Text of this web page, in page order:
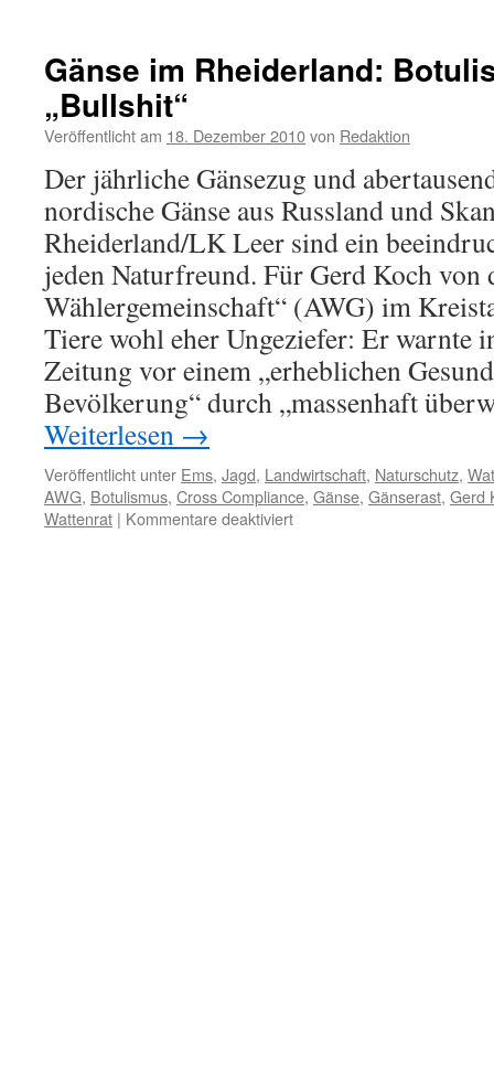
totschießen
wollen
–
Grüne
zeigen
Verständnis
Gänse im Rheiderland:
„Bullshit“
Veröffentlicht am 18. Dezember 2010von Redaktion
Der jährliche Gänsezug und
nordische Gänse aus Russland und
Rheiderland/LK Leer sind ein
jeden Naturfreund. Für Gerd Koch von
Wählergemeinschaft“ (AWG) im
Tiere wohl eher Ungeziefer: Er warnte
Zeitung vor einem „erheblichen
Bevölkerung“ durch „massenhaft
Weiterlesen →
Veröffentlicht unter Ems, Jagd, Landwirtschaft, Naturschutz,
AWG, Botulismus, Cross Compliance, Gänse, Gänserast, Gerd
Wattenrat | Kommentare deaktiviertfür